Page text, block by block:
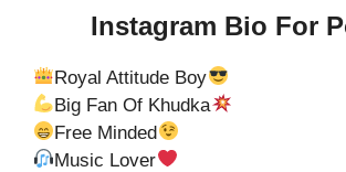
Instagram Bio For
Royal Attitude Boy
Big Fan Of Khudka
Free Minded
Music Lover